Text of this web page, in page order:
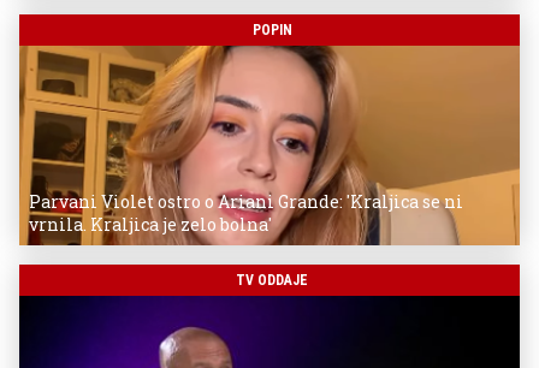
POPIN
Parvani Violet ostro o Ariani Grande: 'Kraljica se ni
vrnila. Kraljica je zelo bolna'
TV ODDAJE